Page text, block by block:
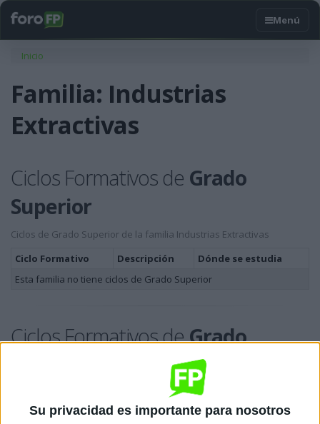
Su privacidad es importante para nosotros
Usted está aquí
Inicio
Familia: Industrias
Extractivas
Ciclos Formativos de Grado
Superior
Ciclos de Grado Superior de la familia Industrias Extractivas
Ciclo Formativo
Descripción
Dónde se estudia
Esta familia no tiene ciclos de Grado Superior
Ciclos Formativos deGrado
Ciclos de Grado Medio de la familia Industrias Extractivas
Ciclo Formativo
Descripción
Dónde se estudia